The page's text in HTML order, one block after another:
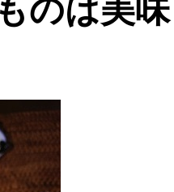
のは美